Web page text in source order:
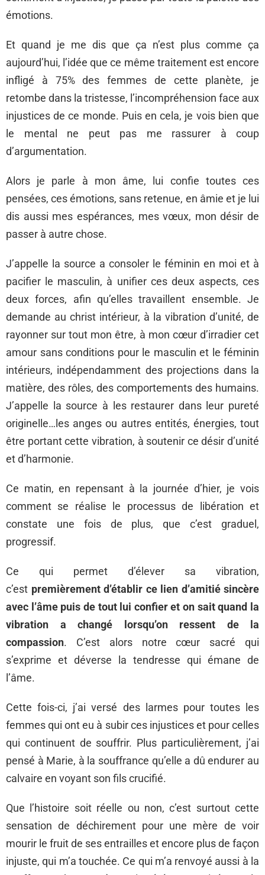
émotions.
Et quand je me dis que ça n’est plus comme ça
aujourd’hui, l’idée que ce même traitement est encore
infligé à 75% des femmes de cette planète, je
retombe dans la tristesse, l’incompréhension face aux
injustices de ce monde. Puis en cela, je vois bien que
le mental ne peut pas me rassurer à coup
d’argumentation.
Alors je parle à mon âme, lui confie toutes ces
pensées, ces émotions, sans retenue, en âmie et je lui
dis aussi mes espérances, mes vœux, mon désir de
passer à autre chose.
J’appelle la source a consoler le féminin en moi et à
pacifier le masculin, à unifier ces deux aspects, ces
deux forces, afin qu’elles travaillent ensemble. Je
demande au christ intérieur, à la vibration d’unité, de
rayonner sur tout mon être, à mon cœur d’irradier cet
amour sans conditions pour le masculin et le féminin
intérieurs, indépendamment des projections dans la
matière, des rôles, des comportements des humains.
J’appelle la source à les restaurer dans leur pureté
originelle…les anges ou autres entités, énergies, tout
être portant cette vibration, à soutenir ce désir d’unité
et d’harmonie.
Ce matin, en repensant à la journée d’hier, je vois
comment se réalise le processus de libération et
constate une fois de plus, que c’est graduel,
progressif.
Ce qui permet d’élever sa vibration,
c’est premièrement d’établir ce lien d’amitié sincère
avec l’âme puis de tout lui confier et on sait quand la
vibration a changé lorsqu’on ressent de la
compassion. C’est alors notre cœur sacré qui
s’exprime et déverse la tendresse qui émane de
l’âme.
Cette fois-ci, j’ai versé des larmes pour toutes les
femmes qui ont eu à subir ces injustices et pour celles
qui continuent de souffrir. Plus particulièrement, j’ai
pensé à Marie, à la souffrance qu’elle a dû endurer au
calvaire en voyant son fils crucifié.
Que l’histoire soit réelle ou non, c’est surtout cette
sensation de déchirement pour une mère de voir
mourir le fruit de ses entrailles et encore plus de façon
injuste, qui m’a touchée. Ce qui m’a renvoyé aussi à la